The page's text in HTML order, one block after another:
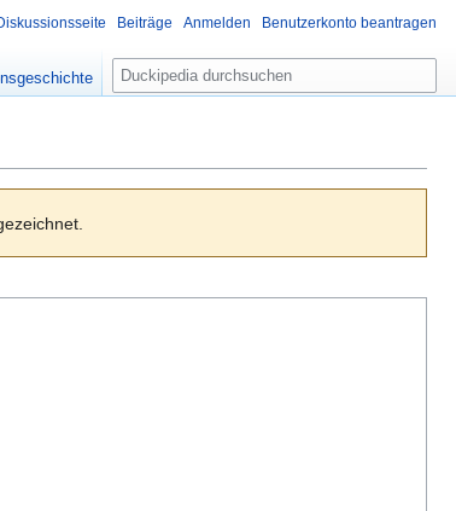
Beiträge Anmelden Benutzerkonto beantragen
S
u
e